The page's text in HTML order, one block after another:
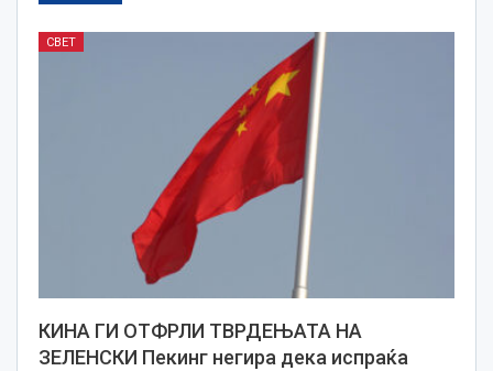
СВЕТ
КИНА ГИ ОТФРЛИ ТВРДЕЊАТА НА
ЗЕЛЕНСКИ Пекинг негира дека испраќа